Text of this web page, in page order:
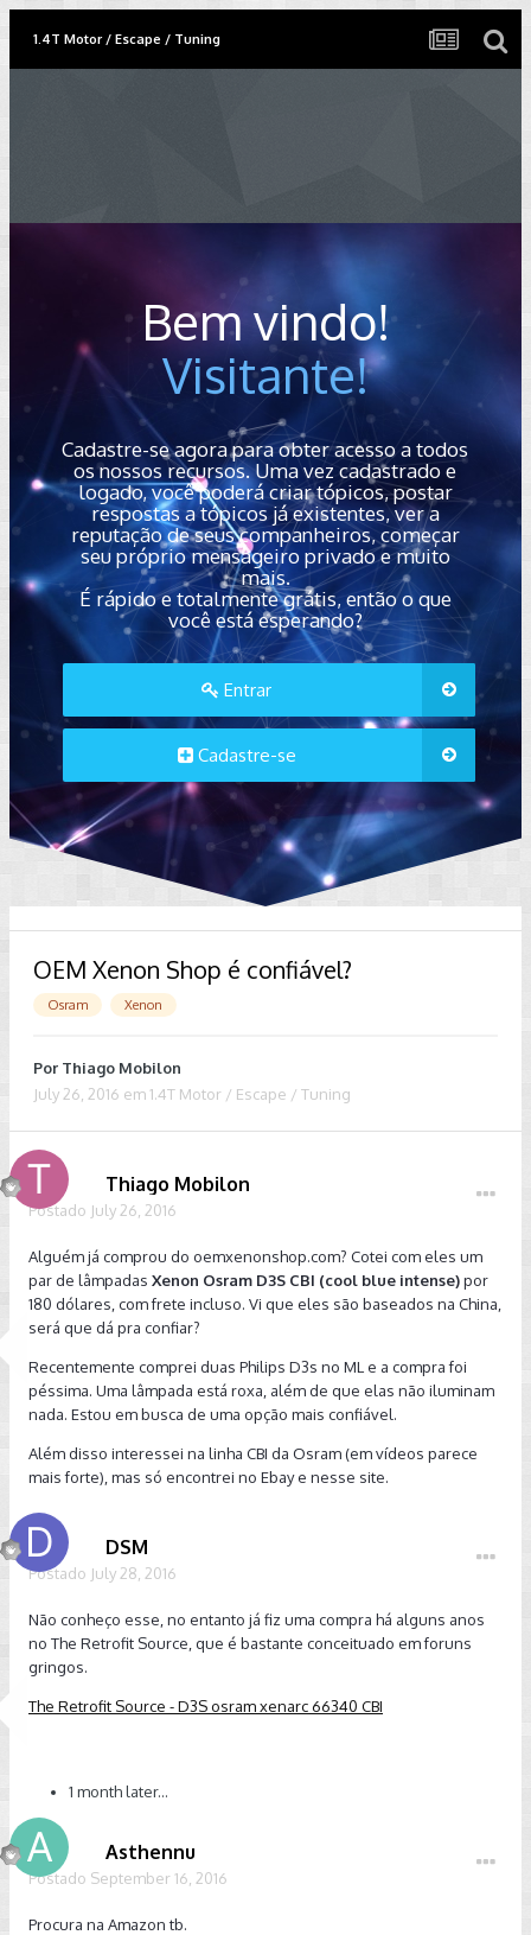
1.4T Motor / Escape / Tuning
Bem vindo!
Visitante!
Cadastre-se agora para obter acesso a todos
os nossos recursos. Uma vez cadastrado e
logado, você poderá criar tópicos, postar
respostas a tópicos já existentes, ver a
reputação de seus companheiros, começar
seu próprio mensageiro privado e muito
mais.
É rápido e totalmente grátis, então o que
você está esperando?
Entrar
Cadastre-se
OEM Xenon Shop é confiável?
Osram Xenon
Por Thiago Mobilon
July 26, 2016 em1.4T Motor / Escape / Tuning
Thiago Mobilon
Postado July 26, 2016
Alguém já comprou do oemxenonshop.com? Cotei com eles um
par de lâmpadas Xenon Osram D3S CBI (cool blue intense)por
180 dólares, com frete incluso. Vi que eles são baseados na China,
será que dá pra confiar?
Recentemente comprei duas Philips D3s no ML e a compra foi
péssima. Uma lâmpada está roxa, além de que elas não iluminam
nada. Estou em busca de uma opção mais confiável.
Além disso interessei na linha CBI da Osram (em vídeos parece
mais forte), mas só encontrei no Ebay e nesse site.
DSM
Postado July 28, 2016
Não conheço esse, no entanto já fiz uma compra há alguns anos
no The Retrofit Source, que é bastante conceituado em foruns
gringos.
The Retrofit Source - D3S osram xenarc 66340 CBI
1 month later...
Asthennu
Postado September 16, 2016
Procura na Amazon tb.